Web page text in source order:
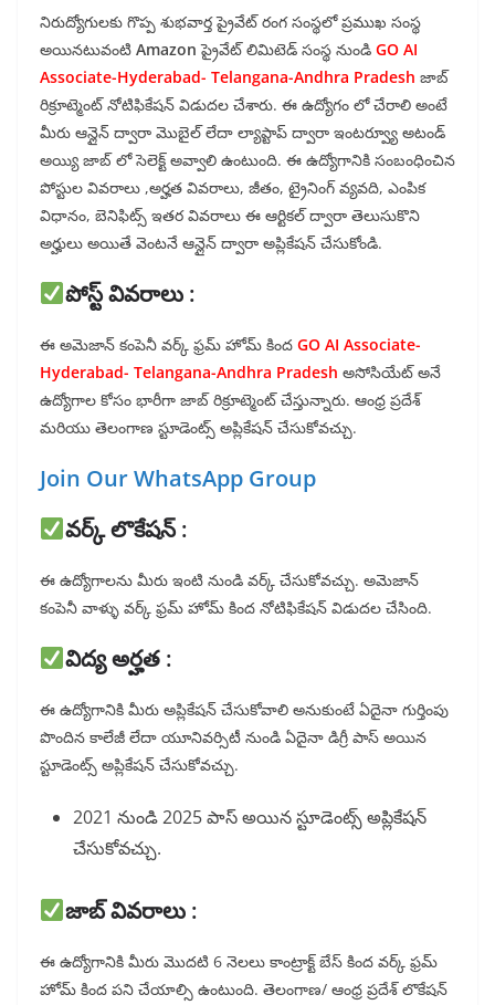
నిరుద్యోగులకు గొప్ప శుభవార్త ప్రైవేట్ రంగ సంస్థలో ప్రముఖ సంస్థ
అయినటువంటి Amazonప్రైవేట్ లిమిటెడ్ సంస్థ నుండి GO AI
Associate-Hyderabad- Telangana-Andhra Pradesh జాబ్
రిక్రూట్మెంట్ నోటిఫికేషన్ విడుదల చేశారు. ఈ ఉద్యోగం లో చేరాలి అంటే
మీరు ఆన్లైన్ ద్వారా మొబైల్ లేదా ల్యాప్టాప్ ద్వారా ఇంటర్వ్యూ అటండ్
అయ్యి జాబ్ లో సెలెక్ట్ అవ్వాలి ఉంటుంది. ఈ ఉద్యోగానికి సంబంధించిన
పోస్టుల వివరాలు ,అర్హత వివరాలు, జీతం, ట్రైనింగ్ వ్యవది, ఎంపిక
విధానం, బెనిఫిట్స్ ఇతర వివరాలు ఈ ఆర్టికల్ ద్వారా తెలుసుకొని
అర్హులు అయితే వెంటనే ఆన్లైన్ ద్వారా అప్లికేషన్ చేసుకోండి.
పోస్ట్ వివరాలు :
ఈ అమెజాన్ కంపెనీ వర్క్ ఫ్రమ్ హోమ్ కింద GO AI Associate-
Hyderabad- Telangana-Andhra Pradesh అసోసియేట్ అనే
ఉద్యోగాల కోసం భారీగా జాబ్ రిక్రూట్మెంట్ చేస్తున్నారు. ఆంధ్ర ప్రదేశ్
మరియు తెలంగాణ స్టూడెంట్స్ అప్లికేషన్ చేసుకోవచ్చు.
Join Our WhatsApp Group
వర్క్ లొకేషన్ :
ఈ ఉద్యోగాలను మీరు ఇంటి నుండి వర్క్ చేసుకోవచ్చు. అమెజాన్
కంపెనీ వాళ్ళు వర్క్ ఫ్రమ్ హోమ్ కింద నోటిఫికేషన్ విడుదల చేసింది.
విద్య అర్హత :
ఈ ఉద్యోగానికి మీరు అప్లికేషన్ చేసుకోవాలి అనుకుంటే ఏదైనా గుర్తింపు
పొందిన కాలేజీ లేదా యూనివర్సిటీ నుండి ఏదైనా డిగ్రీ పాస్ అయిన
స్టూడెంట్స్ అప్లికేషన్ చేసుకోవచ్చు.
2021 నుండి 2025 పాస్ అయిన స్టూడెంట్స్ అప్లికేషన్
చేసుకోవచ్చు.
జాబ్ వివరాలు :
ఈ ఉద్యోగానికి మీరు మొదటి 6 నెలలు కాంట్రాక్ట్ బేస్ కింద వర్క్ ఫ్రమ్
హోమ్ కింద పని చేయాల్సి ఉంటుంది. తెలంగాణ/ ఆంధ్ర ప్రదేశ్ లొకేషన్